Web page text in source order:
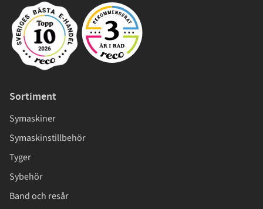
Sortiment
Symaskiner
Symaskinstillbehör
Tyger
Sybehör
Band och resår